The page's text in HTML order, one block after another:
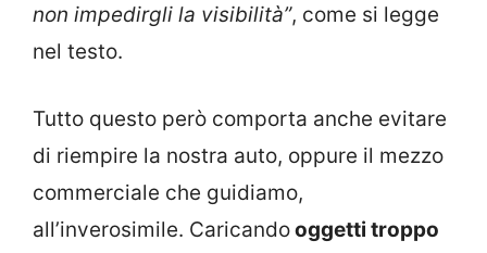
non impedirgli la visibilità”, come si legge
nel testo.
Tutto questo però comporta anche evitare
di riempire la nostra auto, oppure il mezzo
commerciale che guidiamo,
all’inverosimile. Caricandooggetti troppo